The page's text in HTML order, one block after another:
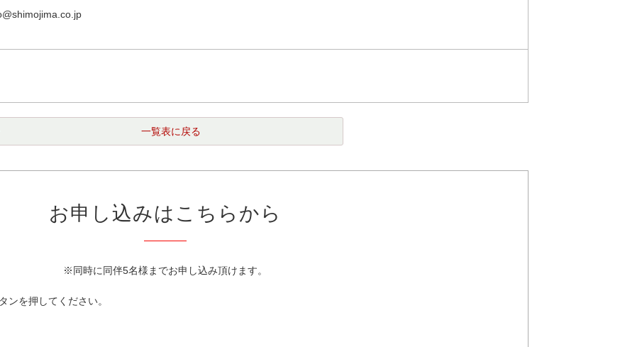
一覧表に戻る
お申し込みはこちらから
※同時に同伴5名様までお申し込み頂けます。
ンを押してください。